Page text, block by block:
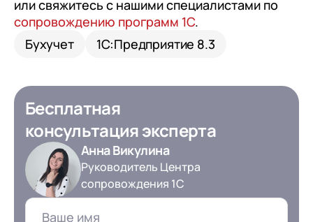
или свяжитесь с нашими специалистами по
сопровождению программ 1С.
Бухучет
1С:Предприятие 8.3
Бесплатная
консультация эксперта
Анна Викулина
Руководитель Центра
сопровождения 1С